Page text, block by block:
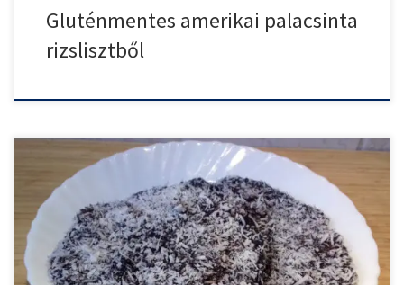
Gluténmentes amerikai palacsinta
rizslisztből
Ha szereted a kókuszkockát, akkor a kókuszos csokis amerikai
palacsintát […]